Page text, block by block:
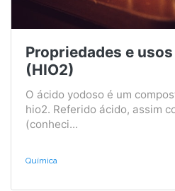
Propriedades e
(HIO2)
O ácido yodoso é um
hio2. Referido ácido, assim
(conheci...
Química